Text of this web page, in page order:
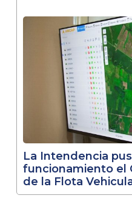
La Intendencia
funcionamiento el
de la Flota